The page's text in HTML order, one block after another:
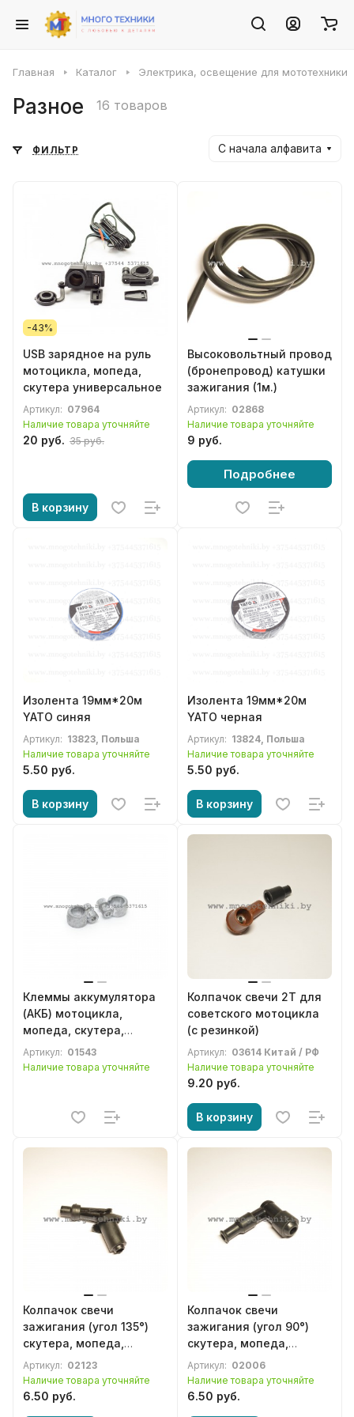
Главная Каталог Электрика, освещение для мототехники
Разное 16 товаров
ФИЛЬТР С начала алфавита
-43%
USB зарядное на руль
мотоцикла, мопеда,
скутера универсальное
Артикул: 07964
Наличие товара уточняйте
20 руб. 35 руб.
В корзину
Высоковольтный провод
(бронепровод) катушки
зажигания (1м.)
Артикул: 02868
Наличие товара уточняйте
9 руб.
Подробнее
Изолента 19мм*20м
YATO синяя
Артикул: 13823, Польша
Наличие товара уточняйте
5.50 руб.
В корзину
Изолента 19мм*20м
YATO черная
Артикул: 13824, Польша
Наличие товара уточняйте
5.50 руб.
В корзину
Клеммы аккумулятора
(АКБ) мотоцикла,
мопеда, скутера,
квадроцикла и др.
Артикул: 01543
Наличие товара уточняйте
Колпачок свечи 2Т для
советского мотоцикла
(с резинкой)
Артикул: 03614 Китай / РФ
Наличие товара уточняйте
9.20 руб.
В корзину
Колпачок свечи
зажигания (угол 135°)
скутера, мопеда,
квадроцикла и др.
мототехники
Артикул: 02123
Наличие товара уточняйте
6.50 руб.
Колпачок свечи
зажигания (угол 90°)
скутера, мопеда,
квадроцикла и др.
мототехники
Артикул: 02006
Наличие товара уточняйте
6.50 руб.